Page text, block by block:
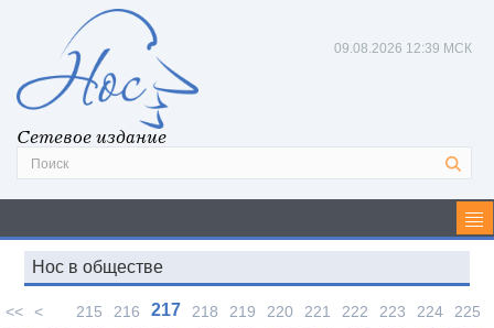
Сетевое издание
09.08.2026 12:39 МСК
Нос в обществе
<< < 215 216 217 218 219 220 221 222 223 224
225